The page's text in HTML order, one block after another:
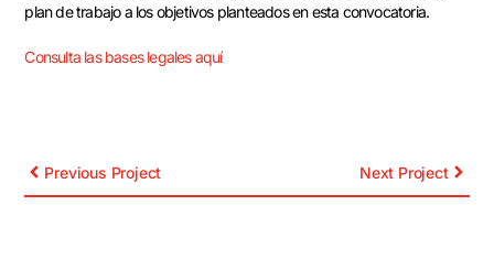
plan de trabajo a los objetivos planteados en esta convocatoria.
Consulta las bases legales aquí
Previous Project Next Project